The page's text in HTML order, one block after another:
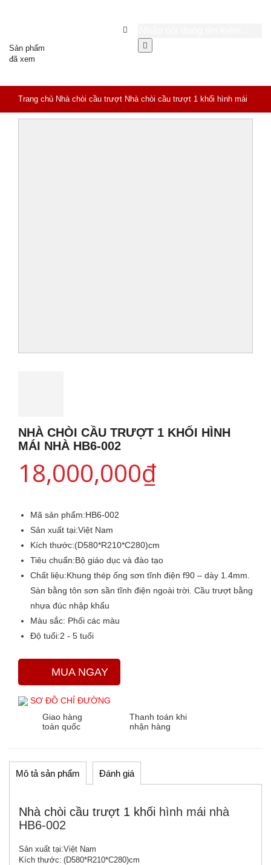
Sản phẩm
đã xem
Trang chủ Nhà chòi cầu trượt Nhà chòi cầu trượt 1 khối hình mái
NHÀ CHÒI CẦU TRƯỢT 1 KHỐI HÌNH
MÁI NHÀ HB6-002
18,000,000₫
Mã sản phẩm:HB6-002
Sản xuất tại:Việt Nam
Kích thước:(D580*R210*C280)cm
Tiêu chuẩn:Bộ giáo dục và đào tạo
Chất liệu:Khung thép ống sơn tĩnh điện f90 – dày 1.4mm.
Sàn bằng tôn sơn sần tĩnh điện ngoài trời. Cầu trượt bằng
nhựa đúc nhập khẩu
Màu sắc: Phối các màu
Độ tuổi:2 - 5 tuổi
MUA NGAY
SƠ ĐỒ CHỈ ĐƯỜNG
Giao hàng
toàn quốc
Thanh toán khi
nhận hàng
Mô tả sản phẩm Đánh giá
Nhà chòi cầu trượt 1 khối hình mái nhà
HB6-002
Sản xuất tại:Việt Nam
Kích thước: (D580*R210*C280)cm